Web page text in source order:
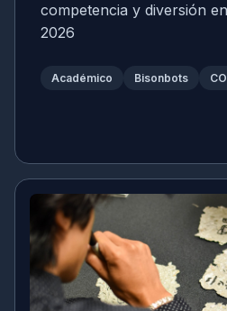
competencia y diversión
2026
Académico Bisonbots